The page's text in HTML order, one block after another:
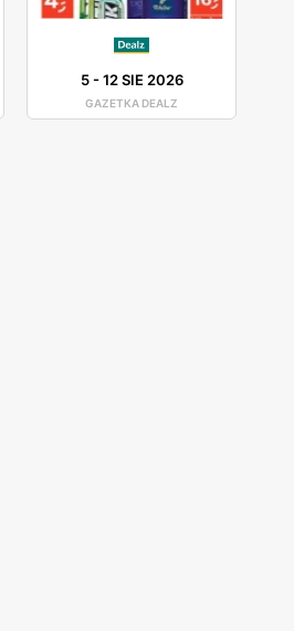
5-12 SIE 2026
GAZETKA DEALZ